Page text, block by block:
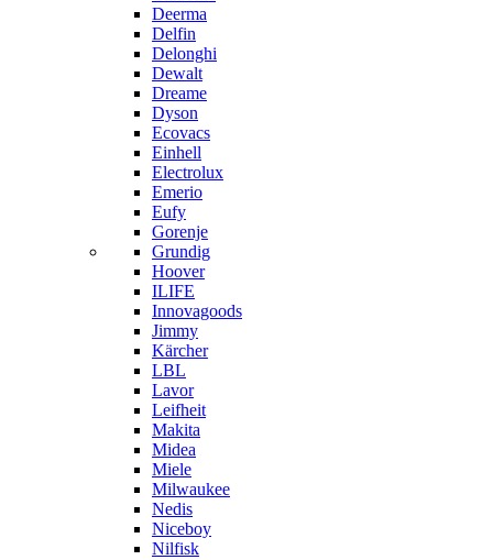
Deerma
Delfin
Delonghi
Dewalt
Dreame
Dyson
Ecovacs
Einhell
Electrolux
Emerio
Eufy
Gorenje
Grundig
Hoover
ILIFE
Innovagoods
Jimmy
Kärcher
LBL
Lavor
Leifheit
Makita
Midea
Miele
Milwaukee
Nedis
Niceboy
Nilfisk